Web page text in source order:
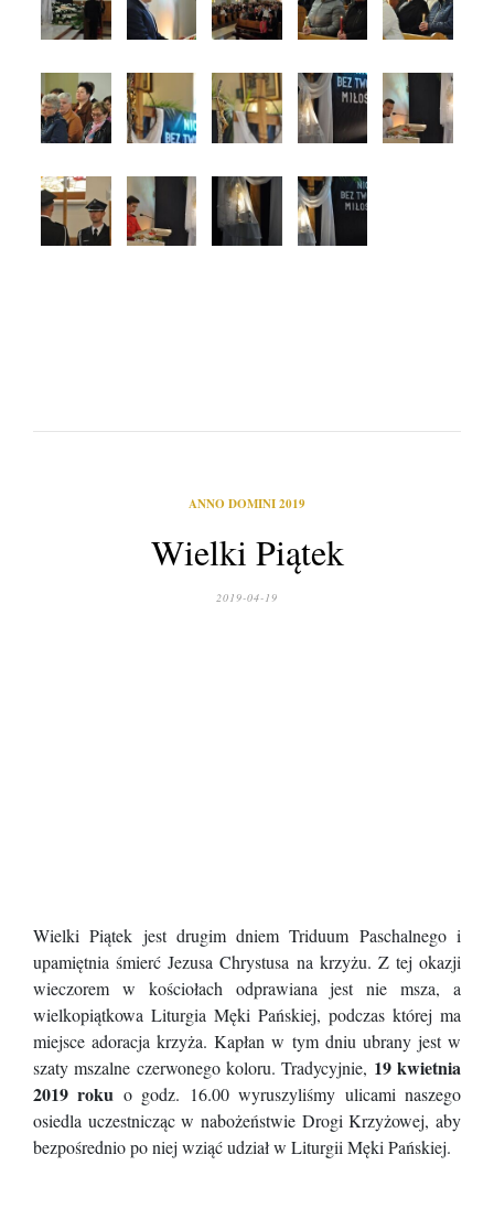
ANNO DOMINI 2019
Wielki Piątek
2019-04-19
Wielki Piątek jest drugim dniem Triduum Paschalnego i
upamiętnia śmierć Jezusa Chrystusa na krzyżu. Z tej okazji
wieczorem w kościołach odprawiana jest nie msza, a
wielkopiątkowa Liturgia Męki Pańskiej, podczas której ma
miejsce adoracja krzyża. Kapłan w tym dniu ubrany jest w
szaty mszalne czerwonego koloru. Tradycyjnie, 19 kwietnia
2019 roku o godz. 16.00 wyruszyliśmy ulicami naszego
osiedla uczestnicząc w nabożeństwie Drogi Krzyżowej, aby
bezpośrednio po niej wziąć udział w Liturgii Męki Pańskiej.